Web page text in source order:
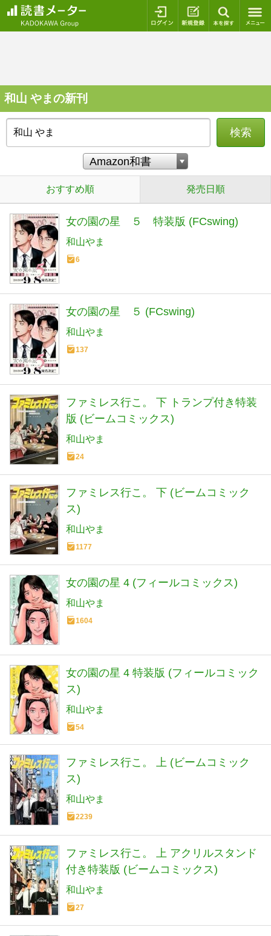
ログイン 新規登録
和山 やまの新刊
検索
おすすめ順 発売日順
女の園の星 ５ 特装版 (FCswing)
和山やま
6
女の園の星 ５ (FCswing)
和山やま
137
ファミレス行こ。 下 トランプ付き特装
版 (ビームコミックス)
和山やま
24
ファミレス行こ。 下 (ビームコミック
ス)
和山やま
1177
女の園の星 4 (フィールコミックス)
和山やま
1604
女の園の星 4 特装版 (フィールコミック
ス)
和山やま
54
ファミレス行こ。 上 (ビームコミック
ス)
和山やま
2239
ファミレス行こ。 上 アクリルスタンド
付き特装版 (ビームコミックス)
和山やま
27